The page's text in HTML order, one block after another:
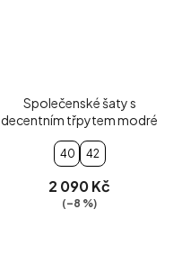
Společenské šaty s
decentním třpytem modré
40 42
2 090 Kč
(–8 %)